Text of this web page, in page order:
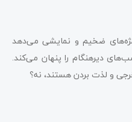
ضخیم و نمایشی می‌دهد
دیرهنگام را پنهان می‌کند.
و لذت بردن هستند، نه؟